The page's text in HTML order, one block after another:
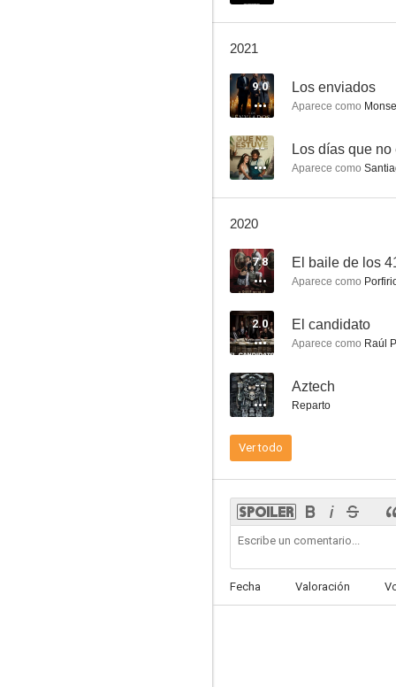
La noche de las flores
2021
9.0 Los enviados
Aparece como
-- Los días que no
Aparece como
2020
7.8 El baile de los
Aparece como
2.0 El candidato
Aparece como Raúl
-- Aztech
Reparto
Ver todo
Fecha Valoración